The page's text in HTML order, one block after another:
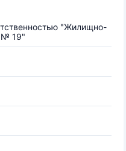
"Жилищно-
№ 19"